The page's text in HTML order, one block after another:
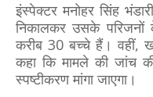
इंस्पेक्टर मनोहर सिंह
निकालकर उसके
करीब 30 बच्चे हैं। वहीं,
कहा कि मामले की जांच
स्पष्टीकरण मांगा जाएगा।